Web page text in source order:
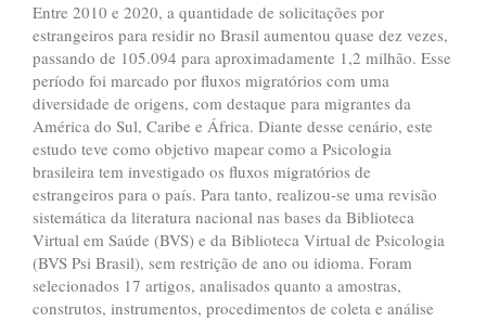
Entre 2010 e 2020, a quantidade de solicitações por
estrangeiros para residir no Brasil aumentou quase dez vezes,
passando de 105.094 para aproximadamente 1,2 milhão. Esse
período foi marcado por fluxos migratórios com uma
diversidade de origens, com destaque para migrantes da
América do Sul, Caribe e África. Diante desse cenário, este
estudo teve como objetivo mapear como a Psicologia
brasileira tem investigado os fluxos migratórios de
estrangeiros para o país. Para tanto, realizou-se uma revisão
sistemática da literatura nacional nas bases da Biblioteca
Virtual em Saúde (BVS) e da Biblioteca Virtual de Psicologia
(BVS Psi Brasil), sem restrição de ano ou idioma. Foram
selecionados 17 artigos, analisados quanto a amostras,
construtos, instrumentos, procedimentos de coleta e análise